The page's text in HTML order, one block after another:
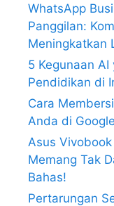
WhatsApp
Panggilan:
Meningkatkan
5 Kegunaan
Pendidikan di
Cara
Anda di
Asus
Memang Tak
Bahas!
Pertarungan